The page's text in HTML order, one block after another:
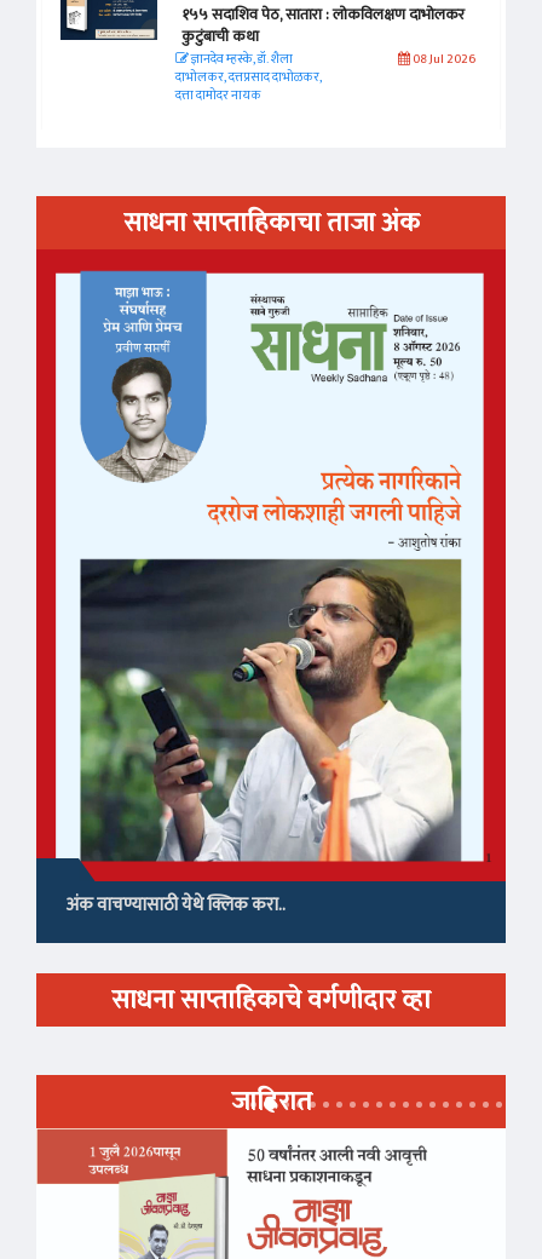
१५५ सदाशिव पेठ, सातारा : लोकविलक्षण दाभोलकर
कुटुंबाची कथा
ज्ञानदेव म्हस्के, डॉ. शैला
दाभोलकर, दत्तप्रसाद दाभोळकर,
दत्ता दामोदर नायक
08 Jul 2026
साधना साप्ताहिकाचा ताजा अंक
अंक वाचण्यासाठी येथे क्लिक करा..
साधना साप्ताहिकाचे वर्गणीदार व्हा
जाहिरात